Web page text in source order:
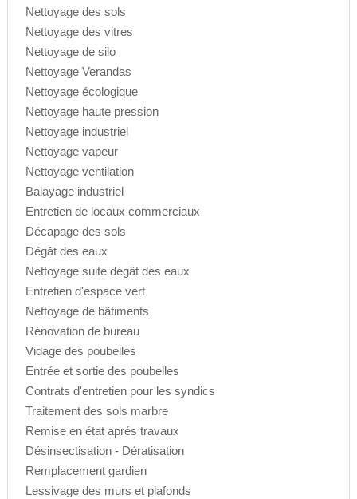
Nettoyage des sols
Nettoyage des vitres
Nettoyage de silo
Nettoyage Verandas
Nettoyage écologique
Nettoyage haute pression
Nettoyage industriel
Nettoyage vapeur
Nettoyage ventilation
Balayage industriel
Entretien de locaux commerciaux
Décapage des sols
Dégât des eaux
Nettoyage suite dégât des eaux
Entretien d'espace vert
Nettoyage de bâtiments
Rénovation de bureau
Vidage des poubelles
Entrée et sortie des poubelles
Contrats d'entretien pour les syndics
Traitement des sols marbre
Remise en état aprés travaux
Désinsectisation - Dératisation
Remplacement gardien
Lessivage des murs et plafonds